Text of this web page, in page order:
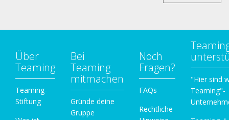
Über
Teaming
Teaming-
Stiftung
Bei
Teaming
mitmachen
Gründe deine
Gruppe
Noch
Fragen?
FAQs
Rechtliche
"Hier sind
Teaming"-